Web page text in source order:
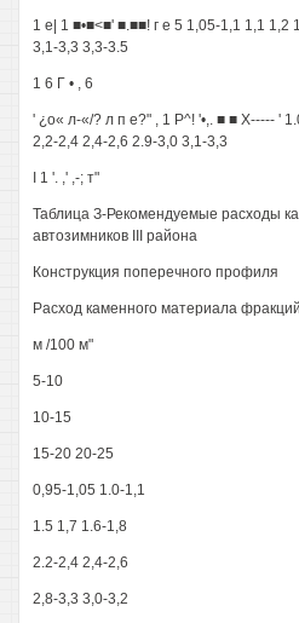
1 е| 1 ■•■<■' ■.■■! г е 5 1,05-1,1 1,1
3,1-3,3 3,3-3.5
1 6 Г • , 6
' ¿о« л-«/? л п е?" , 1 Р^! '•,. ■ ■ X----- '
2,2-2,4 2,4-2,6 2.9-3,0 3,1-3,3
I 1 '. ,' ,-; т"
Таблица З-Рекомендуемые расходы
автозимников III района
Конструкция поперечного профиля
Расход каменного материала фракций
м /100 м"
5-10
10-15
15-20 20-25
0,95-1,05 1.0-1,1
1.5 1,7 1.6-1,8
2.2-2,4 2,4-2,6
2,8-3,3 3,0-3,2